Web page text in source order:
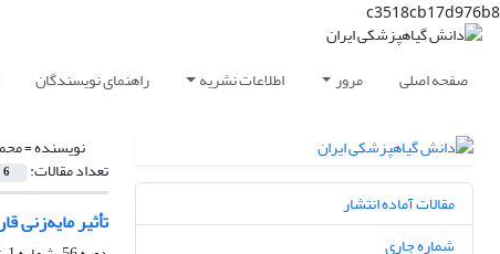
c3518cb17d976b8
صفحه اصلی مرور اطلاعات نشریه راهنمای نویسندگان
نویسنده =
تعداد مقالات: 6
تأثیر
مقالات آماده انتشار
شماره جاری